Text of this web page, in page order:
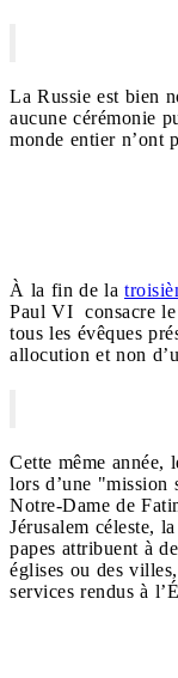
La Russie est bien
aucune cérémonie
monde entier n’ont
À la fin de la
Paul VI consacre
tous les évêques
allocution et non
Cette même année,
lors d’une "mission
Notre-Dame de
Jérusalem céleste,
papes attribuent à
églises ou des
services rendus à